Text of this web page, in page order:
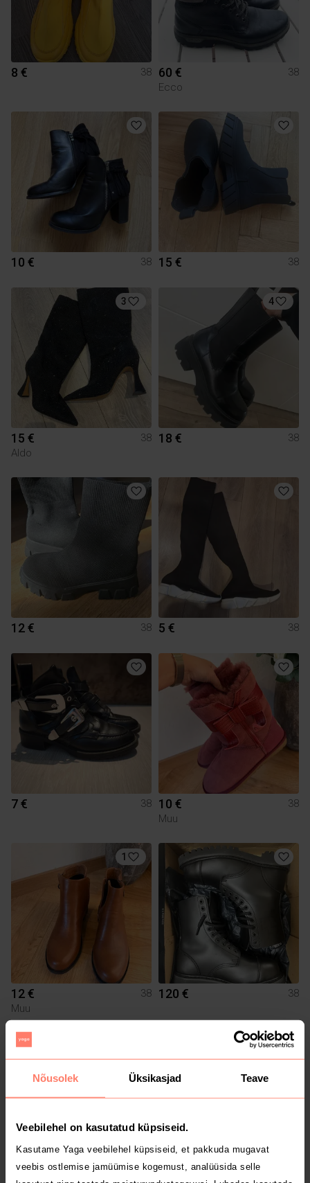
Nõusolek Üksikasjad Teave
Veebilehel on kasutatud küpsiseid.
Kasutame Yaga veebilehel küpsiseid, et pakkuda mugavat
veebis ostlemise jamüümise kogemust, analüüsida selle
8 € 38 60 €
38
Ecco
10 € 38 15 € 38
3
15 €
38
Aldo
4
18 € 38
12 € 38 5 € 38
7 € 38 10 €
38
Muu
1
12 €
38
Muu
120 € 38
1